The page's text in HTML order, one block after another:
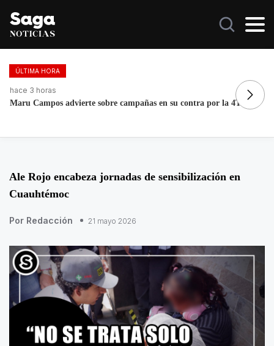
ÚLTIMA HORA
hace 2 días, 1 hora
Fortalece la economía circular; recupera 30 toneladas de
Ale Rojo encabeza jornadas de sensibilización en
Cuauhtémoc
Por Redacción 21 mayo 2026